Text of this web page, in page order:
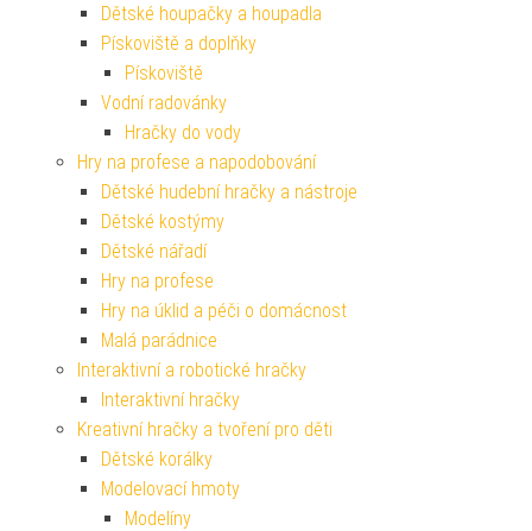
Dětské houpačky a houpadla
Pískoviště a doplňky
Pískoviště
Vodní radovánky
Hračky do vody
Hry na profese a napodobování
Dětské hudební hračky a nástroje
Dětské kostýmy
Dětské nářadí
Hry na profese
Hry na úklid a péči o domácnost
Malá parádnice
Interaktivní a robotické hračky
Interaktivní hračky
Kreativní hračky a tvoření pro děti
Dětské korálky
Modelovací hmoty
Modelíny